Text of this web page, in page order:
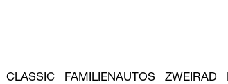
CLASSIC FAMILIENAUTOS ZWEIRAD